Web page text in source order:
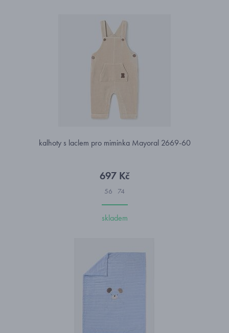
kalhoty s laclem pro miminka Mayoral 2669-60
697 Kč
56 74
skladem